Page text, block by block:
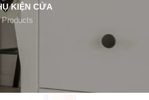
KIỆN CỬA
Products